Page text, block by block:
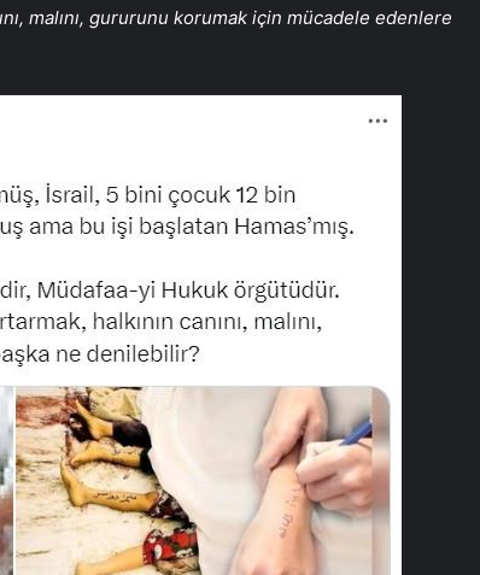
malını, gururunu korumak için mücadele edenlere